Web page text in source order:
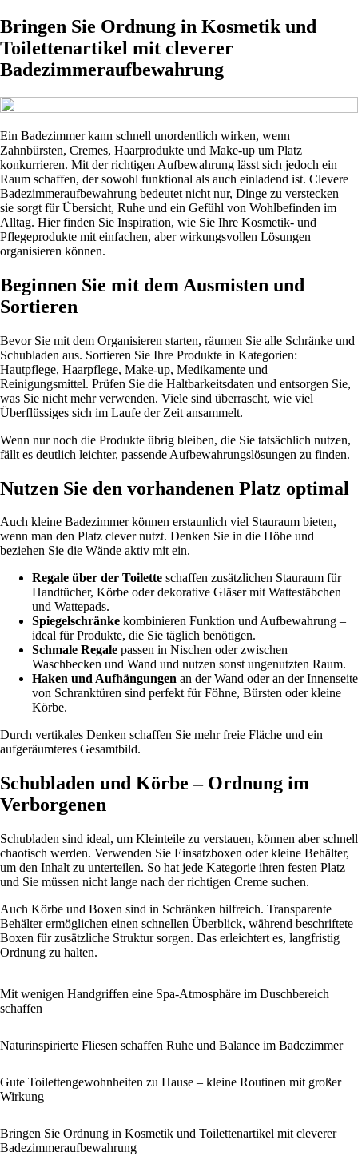
Bringen Sie Ordnung in Kosmetik und
Toilettenartikel mit cleverer
Badezimmeraufbewahrung
Ein Badezimmer kann schnell unordentlich wirken, wenn
Zahnbürsten, Cremes, Haarprodukte und Make-up um Platz
konkurrieren. Mit der richtigen Aufbewahrung lässt sich jedoch ein
Raum schaffen, der sowohl funktional als auch einladend ist. Clevere
Badezimmeraufbewahrung bedeutet nicht nur, Dinge zu verstecken –
sie sorgt für Übersicht, Ruhe und ein Gefühl von Wohlbefinden im
Alltag. Hier finden Sie Inspiration, wie Sie Ihre Kosmetik- und
Pflegeprodukte mit einfachen, aber wirkungsvollen Lösungen
organisieren können.
Beginnen Sie mit dem Ausmisten und
Sortieren
Bevor Sie mit dem Organisieren starten, räumen Sie alle Schränke und
Schubladen aus. Sortieren Sie Ihre Produkte in Kategorien:
Hautpflege, Haarpflege, Make-up, Medikamente und
Reinigungsmittel. Prüfen Sie die Haltbarkeitsdaten und entsorgen Sie,
was Sie nicht mehr verwenden. Viele sind überrascht, wie viel
Überflüssiges sich im Laufe der Zeit ansammelt.
Wenn nur noch die Produkte übrig bleiben, die Sie tatsächlich nutzen,
fällt es deutlich leichter, passende Aufbewahrungslösungen zu finden.
Nutzen Sie den vorhandenen Platz optimal
Auch kleine Badezimmer können erstaunlich viel Stauraum bieten,
wenn man den Platz clever nutzt. Denken Sie in die Höhe und
beziehen Sie die Wände aktiv mit ein.
Regale über der Toilette schaffen zusätzlichen Stauraum für
Handtücher, Körbe oder dekorative Gläser mit Wattestäbchen
und Wattepads.
Spiegelschränke kombinieren Funktion und Aufbewahrung –
ideal für Produkte, die Sie täglich benötigen.
Schmale Regale passen in Nischen oder zwischen
Waschbecken und Wand und nutzen sonst ungenutzten Raum.
Haken und Aufhängungen an der Wand oder an der Innenseite
von Schranktüren sind perfekt für Föhne, Bürsten oder kleine
Körbe.
Durch vertikales Denken schaffen Sie mehr freie Fläche und ein
aufgeräumteres Gesamtbild.
Schubladen und Körbe – Ordnung im
Verborgenen
Schubladen sind ideal, um Kleinteile zu verstauen, können aber schnell
chaotisch werden. Verwenden Sie Einsatzboxen oder kleine Behälter,
um den Inhalt zu unterteilen. So hat jede Kategorie ihren festen Platz –
und Sie müssen nicht lange nach der richtigen Creme suchen.
Auch Körbe und Boxen sind in Schränken hilfreich. Transparente
Behälter ermöglichen einen schnellen Überblick, während beschriftete
Boxen für zusätzliche Struktur sorgen. Das erleichtert es, langfristig
Ordnung zu halten.
Mit wenigen Handgriffen eine Spa-Atmosphäre im Duschbereich
schaffen
Naturinspirierte Fliesen schaffen Ruhe und Balance im Badezimmer
Gute Toilettengewohnheiten zu Hause – kleine Routinen mit großer
Wirkung
Bringen Sie Ordnung in Kosmetik und Toilettenartikel mit cleverer
Badezimmeraufbewahrung